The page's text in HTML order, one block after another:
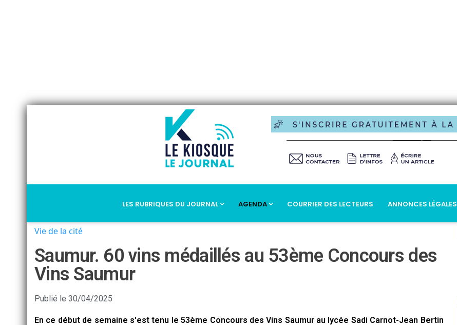
LES RUBRIQUES DU JOURNAL AGENDA COURRIER DES LECTEURS ANNONCES LÉGALES
Vie de la cité
Saumur. 60 vins médaillés au 53ème Concours des
Vins Saumur
Publié le 30/04/2025
En ce début de semaine s'est tenu le 53ème Concours des Vins Saumur au lycée Sadi Carnot-Jean Bertin